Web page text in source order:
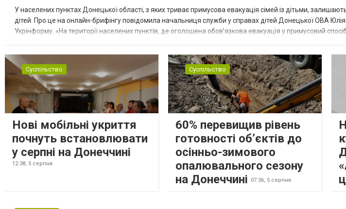
У населених пунктах Донецької області, з яких триває примусова евакуація сімей із дітьми,
дітей. Про це на онлайн-брифінгу повідомила начальниця служби у справах дітей Донецької ОВА
Укрінформу. «На території населених пунктів, де оголошена обов’язкова евакуація у примусовий
Суспільство
Нові мобільні укриття
почнуть встановлювати
у серпні на Донеччині
12:38, 5 серпня
Суспільство
60% перевищив рівень
готовності об’єктів до
осінньо-зимового
опалювального сезону
на Донеччині
07:36, 5 серпня